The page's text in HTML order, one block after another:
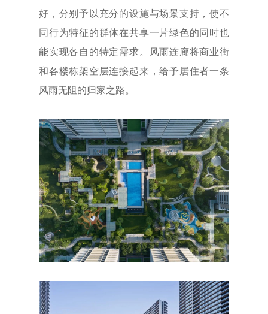
好，分别予以充分的设施与场景支持，使不
同行为特征的群体在共享一片绿色的同时也
能实现各自的特定需求。风雨连廊将商业街
和各楼栋架空层连接起来，给予居住者一条
风雨无阻的归家之路。